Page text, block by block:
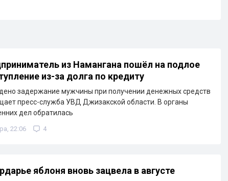
из Намангана пошёл на подлое
из-за долга по кредиту
задержание мужчины при получении денежных средств
пресс-служба УВД Джизакской области. В органы
дел обратилась
22:06 4
яблоня вновь зацвела в августе